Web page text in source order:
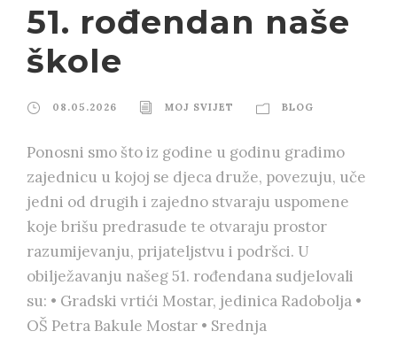
51. rođendan naše
škole
08.05.2026 MOJ SVIJET BLOG
Ponosni smo što iz godine u godinu gradimo
zajednicu u kojoj se djeca druže, povezuju, uče
jedni od drugih i zajedno stvaraju uspomene
koje brišu predrasude te otvaraju prostor
razumijevanju, prijateljstvu i podršci. U
obilježavanju našeg 51. rođendana sudjelovali
su: • Gradski vrtići Mostar, jedinica Radobolja •
OŠ Petra Bakule Mostar • Srednja